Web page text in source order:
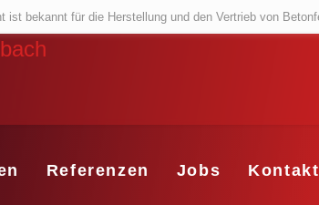
ist bekannt für die Herstellung und den Vertrieb von
Referenzen Jobs Kontakt